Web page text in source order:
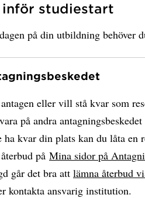
inför studiestart
på din utbildning behöver
eller vill stå kvar som
på andra
kvar din plats kan du låta en
på Mina sidor på
går det bra att lämna återbud
kontakta ansvarig institution.